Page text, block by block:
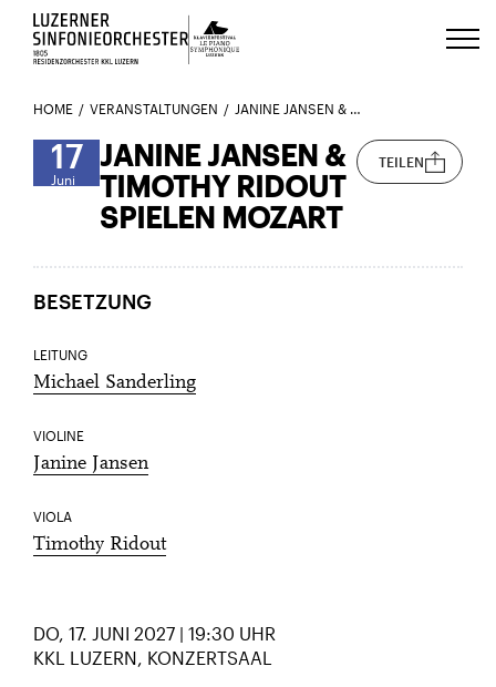
Luzerns Klavierfestival «Le Piano
HOME VERANSTALTUNGEN JANINE JANSEN & TIMOTHY RIDOUT SPIELEN MOZART
17
Juni
JANINE JANSEN &
TIMOTHY RIDOUT
SPIELEN MOZART
TEILEN
BESETZUNG
LEITUNG
Michael Sanderling
VIOLINE
Janine Jansen
VIOLA
Timothy Ridout
DO, 17. JUNI 2027 | 19:30 UHR
KKL LUZERN, KONZERTSAAL